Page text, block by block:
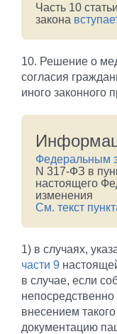
Часть 10
закона
10. Решение о
согласия
иного законного
Федеральным
N 317-ФЗ в
настоящего
изменения
См. текст
1) в случаях,
части 9
в случае, если
внесением
документацию